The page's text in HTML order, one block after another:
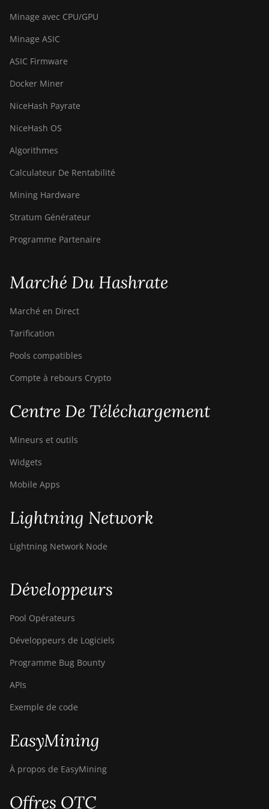
(442Th)
BITMAIN Antminer S23e Hyd
2U (865Th/s)
BITMAIN Antminer T19 Hydro
(145Th)
BITMAIN Antminer T19 Hydro
(190TH)
Baikal BK-G28
Baikal Giant X10
Baikal Giant+
Bitdeer SealMiner A2
Bitdeer SealMiner A2 Pro Air
Bitdeer SealMiner A2 Pro Hyd
Bitdeer SealMiner A3 Air
Bitdeer SealMiner A3 Hydro
Bitdeer SealMiner A3 Pro Air
Hydro
Bitdeer SealMiner A4 Ultra
Bitdeer SealMiner DL1 Air
Bitdeer SealMiner DL1 Hydro
Canaan Avalon A15-194T
Canaan Avalon A1566I
Canaan Avalon A16XP (300Th)
Canaan Avalon Made A1366
Canaan Avalon Made A1446
Minage avec CPU/GPU
Minage ASIC
ASIC Firmware
Docker Miner
NiceHash Payrate
NiceHash OS
Algorithmes
Calculateur De Rentabilité
Mining Hardware
Stratum Générateur
Programme Partenaire
Marché Du Hashrate
Marché en Direct
Tarification
Pools compatibles
Compte à rebours Crypto
Centre De Téléchargement
Mineurs et outils
Widgets
Mobile Apps
Lightning Network
Lightning Network Node
Développeurs
Pool Opérateurs
Développeurs de Logiciels
Programme Bug Bounty
APIs
Exemple de code
EasyMining
À propos de EasyMining
Offres OTC